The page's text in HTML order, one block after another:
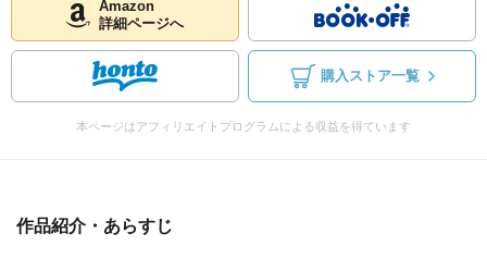
Amazon
詳細ページへ
購入ストア一覧
本ページはアフィリエイトプログラムによる収益を得ています
作品紹介・あらすじ